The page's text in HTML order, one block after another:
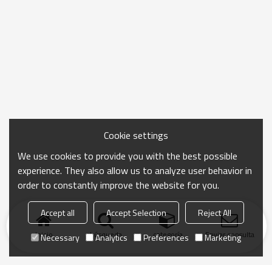
Inicio búsqueda categoría Enviar consulta
Cookie settings
We use cookies to provide you with the best possible
experience. They also allow us to analyze user behavior in
order to constantly improve the website for you.
Accept all Accept Selection
Reject All
Necessary
Analytics Preferences Marketing